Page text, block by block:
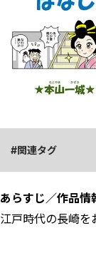
関連タグ
あらすじ／作品情
江戸時代の長崎を